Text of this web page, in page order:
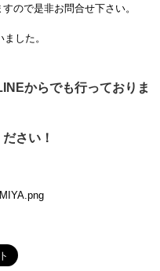
ので是非お問合せ下さい。
した。
からでも行っておりま
ださい！